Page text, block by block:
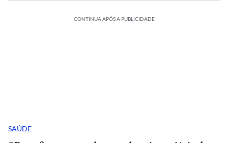
CONTINUA APÓS A PUBLICIDADE
SAÚDE